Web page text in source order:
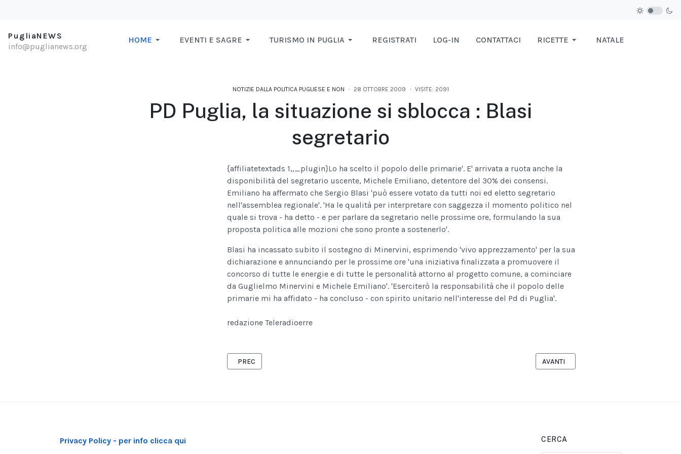
PugliaNEWS
info@puglianews.org
HOME EVENTI E SAGRE TURISMO IN PUGLIA REGISTRATI LOG-IN CONTATTACI RICETTE NATALE
NOTIZIE DALLA POLITICA PUGLIESE E NON 28 OTTOBRE 2009 VISITE: 2091
PD Puglia, la situazione si sblocca : Blasi
segretario
{affiliatetextads 1,,_plugin}Lo ha scelto il popolo delle primarie'. E' arrivata a ruota anche la
disponibilità del segretario uscente, Michele Emiliano, detentore del 30% dei consensi.
Emiliano ha affermato che Sergio Blasi 'può essere votato da tutti noi ed eletto segretario
nell'assemblea regionale'. 'Ha le qualità per interpretare con saggezza il momento politico nel
quale si trova - ha detto - e per parlare da segretario nelle prossime ore, formulando la sua
proposta politica alle mozioni che sono pronte a sostenerlo'.
Blasi ha incassato subito il sostegno di Minervini, esprimendo 'vivo apprezzamento' per la sua
dichiarazione e annunciando per le prossime ore 'una iniziativa finalizzata a promuovere il
concorso di tutte le energie e di tutte le personalità attorno al progetto comune, a cominciare
da Guglielmo Minervini e Michele Emiliano'. 'Eserciterò la responsabilità che il popolo delle
primarie mi ha affidato - ha concluso - con spirito unitario nell'interesse del Pd di Puglia'.
redazione Teleradioerre
ARTICOLO PRECEDENTE: LONIGRO (PS), PIENO APPOGGIO ALLA RICANDIDATURA DI NICHI VENDOLA
PREC ARTICOLO SUCCESSIVO: «PUGLIA PRIMA
AVANTI
Privacy Policy - per info clicca qui CERCA